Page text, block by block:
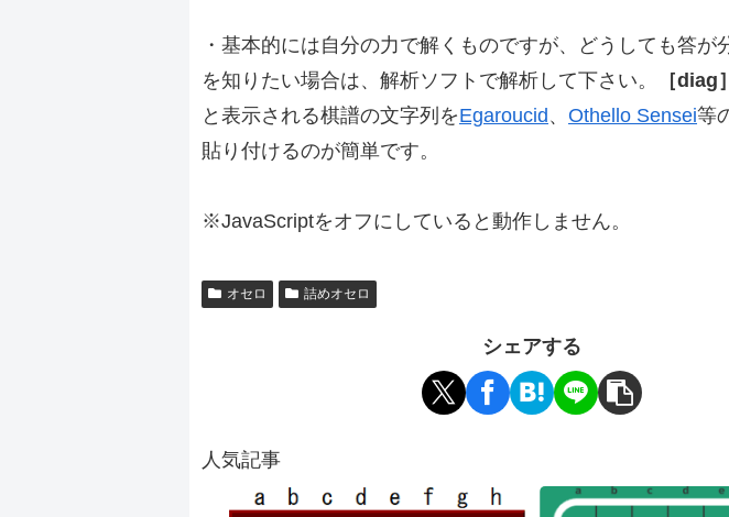
・基本的には自分の力で解くものですが、どうしても答が
を知りたい場合は、解析ソフトで解析して下さい。
［diag］
と表示される棋譜の文字列をEgaroucid、 Othello Sensei等
貼り付けるのが簡単です。
※JavaScriptをオフにしていると動作しません。
オセロ 詰めオセロ
シェアする
人気記事